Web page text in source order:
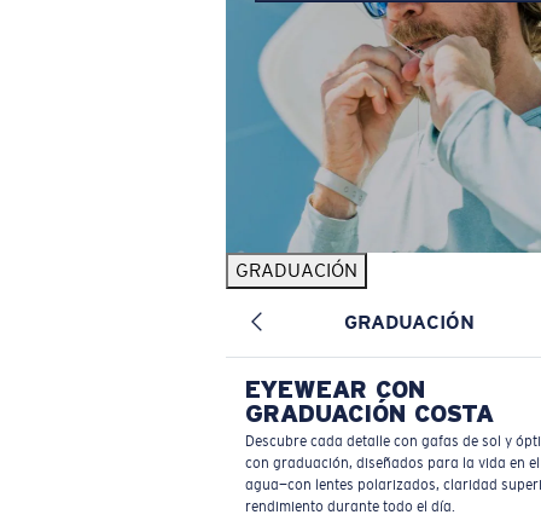
GRADUACIÓN
GRADUACIÓN
EYEWEAR CON
GRADUACIÓN COSTA
Descubre cada detalle con gafas de sol y
con graduación, diseñados para la vida en el
agua—con lentes polarizados, claridad
rendimiento durante todo el día.